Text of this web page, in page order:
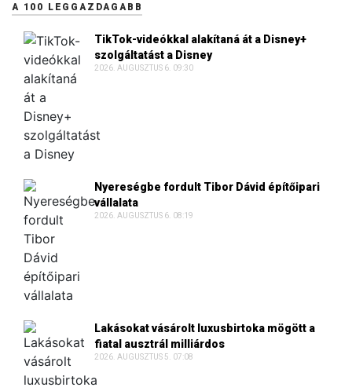
A 100 LEGGAZDAGABB
TikTok-videókkal alakítaná át a Disney+
szolgáltatást a Disney
2026. AUGUSZTUS 6. 09:30
Nyereségbe fordult Tibor Dávid építőipari
vállalata
2026. AUGUSZTUS 6. 08:19
Lakásokat vásárolt luxusbirtoka mögött a
fiatal ausztrál milliárdos
2026. AUGUSZTUS 5. 07:08